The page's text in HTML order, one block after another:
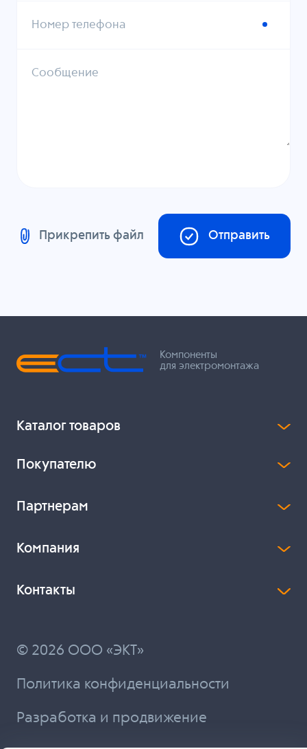
Номер телефона
Сообщение
Прикрепить файл Отправить
Компоненты
для электромонтажа
Каталог товаров
Покупателю
Партнерам
Компания
Контакты
© 2026 ООО «ЭКТ»
Политика конфиденциальности
Разработка и продвижение